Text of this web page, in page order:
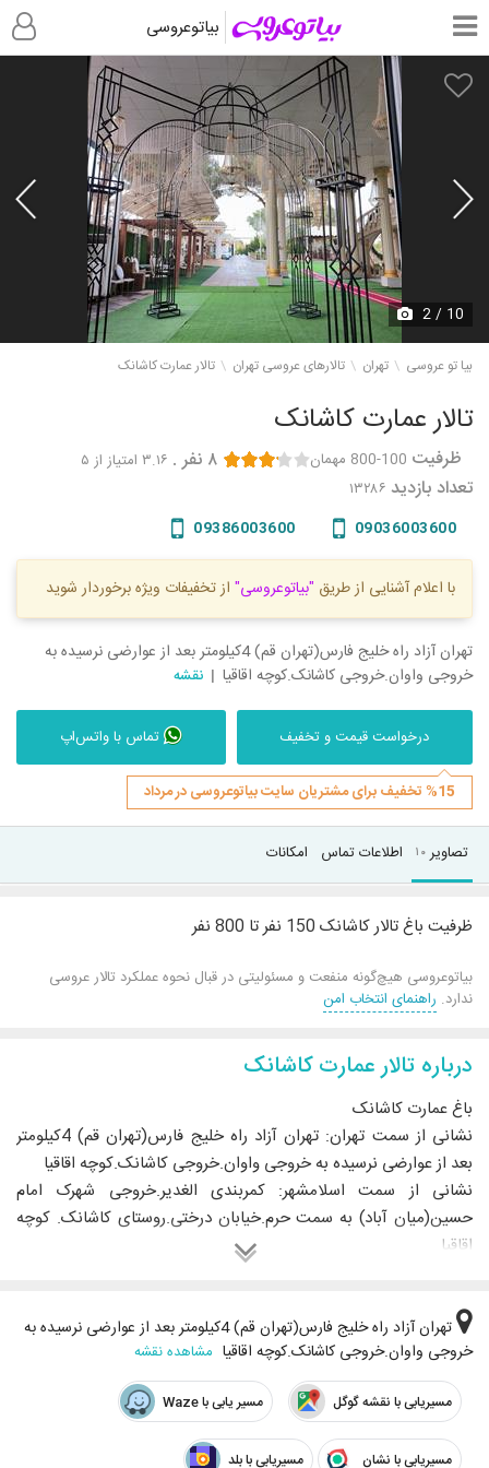
بیاتوعروسی
2/ 10
عمارت کاشانک 1
تالار عمارت کاشانک
ظرفیت 800-100 مهمان ۸ نفر. ۳.۱۶ امتیاز از ۵
تعداد بازدید ۱۳۲۸۶
09036003600
09386003600
با اعلام آشنایی از طریق "بیاتوعروسی" از تخفیفات ویژه برخوردار شوید
تهران آزاد راه خلیج فارس(تهران قم) 4کیلومتر بعد از عوارضی نرسیده به
خروجی واوان.خروجی کاشانک.کوچه اقاقیا
نقشه
درخواست قیمت و تخفیف تماس با واتس‌اپ
%15 تخفیف برای مشتریان سایت بیاتوعروسی در مرداد
بیا تو عروسی تهران تالارهای عروسی تهران تالار عمارت کاشانک
تصاویر ۱۰ اطلاعات تماس امکانات
ظرفیت باغ تالار کاشانک 150 نفر تا 800 نفر
درباره تالار عمارت کاشانک
باغ عمارت کاشانک
نشانی از سمت تهران: تهران آزاد راه خلیج فارس(تهران قم) 4کیلومتر
بعد از عوارضی نرسیده به خروجی واوان.خروجی کاشانک.کوچه اقاقیا
نشانی از سمت اسلامشهر: کمربندی الغدیر.خروجی شهرک امام
حسین(میان آباد) به سمت حرم.خیابان درختی.روستای کاشانک. کوچه
اقاقیا
اینستاگرام باغ عمارت کاشانک: kashanak_gardenhall
منوی شماره (1)
میکس 50٪(50٪جوجه کباب زعفرانی 5٪کباب لقمه )
تهران آزاد راه خلیج فارس(تهران قم) 4کیلومتر بعد از عوارضی نرسیده به
خروجی واوان.خروجی کاشانک.کوچه اقاقیا مشاهده نقشه
مسیریابی با نقشه گوگل مسیر یابی با Waze
مسیریابی با نشان مسیریابی با بلد
بیاتوعروسی هیچ‌گونه منفعت و مسئولیتی در قبال نحوه عملکرد تالار عروسی
ندارد. راهنمای انتخاب امن